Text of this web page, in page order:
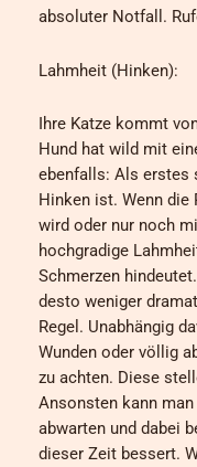
absoluter Notfall.
Lahmheit (Hinken):
Ihre Katze kommt
Hund hat wild mit
ebenfalls: Als erstes
Hinken ist. Wenn
wird oder nur noch
hochgradige
Schmerzen
desto weniger
Regel. Unabhängig
Wunden oder völlig
zu achten. Diese
Ansonsten kann
abwarten und dabei
dieser Zeit bessert.